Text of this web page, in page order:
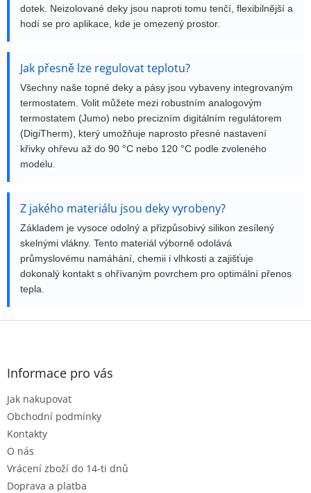
dotek. Neizolované deky jsou naproti tomu tenčí, flexibilnější a
hodí se pro aplikace, kde je omezený prostor.
Jak přesně lze regulovat teplotu?
Všechny naše topné deky a pásy jsou vybaveny integrovaným
termostatem. Volit můžete mezi robustním analogovým
termostatem (Jumo) nebo precizním digitálním regulátorem
(DigiTherm), který umožňuje naprosto přesné nastavení
křivky ohřevu až do 90 °C nebo 120 °C podle zvoleného
modelu.
Z jakého materiálu jsou deky vyrobeny?
Základem je vysoce odolný a přizpůsobivý silikon zesílený
skelnými vlákny. Tento materiál výborně odolává
průmyslovému namáhání, chemii i vlhkosti a zajišťuje
dokonalý kontakt s ohřívaným povrchem pro optimální přenos
tepla.
Z
Informace pro vás
Jak nakupovat
Obchodní podmínky
Kontakty
O nás
Vrácení zboží do 14-ti dnů
Doprava a platba